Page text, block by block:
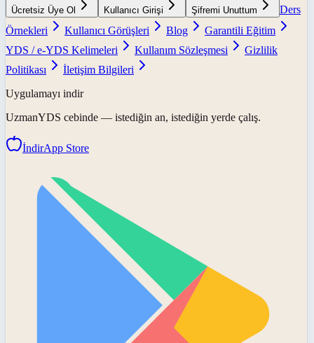
Ücretsiz Üye Ol Kullanıcı Girişi Şifremi Unuttum
Ders
Örnekleri
Kullanıcı Görüşleri Blog
Garantili Eğitim
YDS / e-YDS Kelimeleri
Kullanım Sözleşmesi
Gizlilik
Politikası
İletişim Bilgileri
Uygulamayı indir
UzmanYDS cebinde — istediğin an, istediğin yerde çalış.
İndirApp Store